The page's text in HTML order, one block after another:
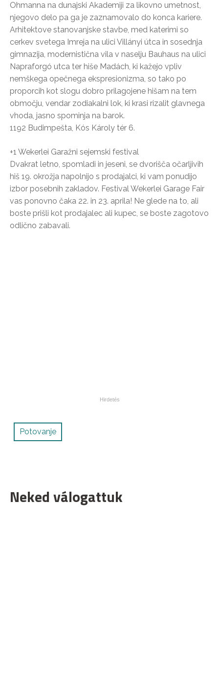
Ohmanna na dunajski Akademiji za likovno umetnost,
njegovo delo pa ga je zaznamovalo do konca kariere.
Arhitektove stanovanjske stavbe, med katerimi so
cerkev svetega Imreja na ulici Villányi útca in sosednja
gimnazija, modernistična vila v naselju Bauhaus na ulici
Napraforgó utca ter hiše Madách, ki kažejo vpliv
nemškega opečnega ekspresionizma, so tako po
proporcih kot slogu dobro prilagojene hišam na tem
območju, vendar zodiakalni lok, ki krasi rizalit glavnega
vhoda, jasno spominja na barok.
1192 Budimpešta, Kós Károly tér 6.
+1 Wekerlei Garažni sejemski festival
Dvakrat letno, spomladi in jeseni, se dvorišča očarljivih
hiš 19. okrožja napolnijo s prodajalci, ki vam ponudijo
izbor posebnih zakladov. Festival Wekerlei Garage Fair
vas ponovno čaka 22. in 23. aprila! Ne glede na to, ali
boste prišli kot prodajalec ali kupec, se boste zagotovo
odlično zabavali.
Potovanje
Neked válogattuk